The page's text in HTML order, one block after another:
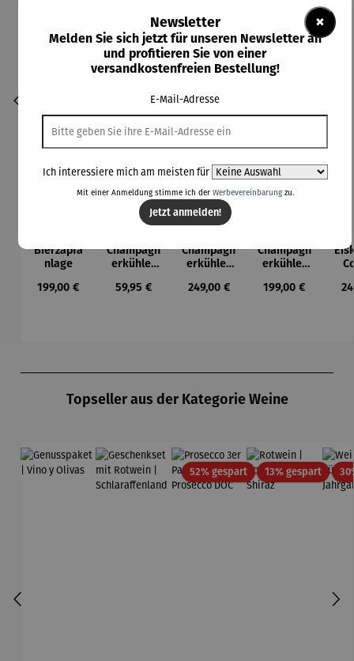
Bierzapfa
nlage
Regulärer Preis:
199,00 €
Champagn
erkühler
Edelstahl
Regulärer Preis:
59,95 €
Champagn
erkühler
Regulärer Preis:
249,00 €
Champagn
erkühler
Regulärer Preis:
199,00 €
Topseller aus der Kategorie Weine
52% gespartRabatt13% gespartRabatt
×
Newsletter
Melden Sie sich jetzt für unseren Newsletter an
und profitieren Sie von einer
versandkostenfreien Bestellung!
E-Mail-Adresse
Ich interessiere mich am meisten für
Mit einer Anmeldung stimme ich der Werbevereinbarungzu.
Jetzt anmelden!